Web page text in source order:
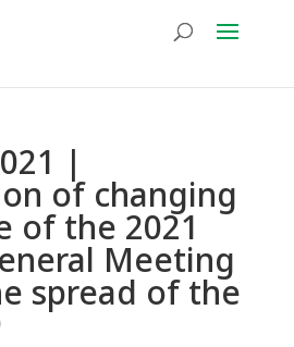
|
of changing
of the 2021
Meeting
spread of the